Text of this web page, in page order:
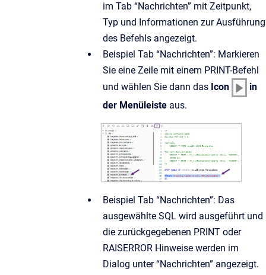
im Tab “Nachrichten” mit Zeitpunkt,
Typ und Informationen zur Ausführung
des Befehls angezeigt.
Beispiel Tab “Nachrichten”: Markieren
Sie eine Zeile mit einem PRINT-Befehl
und wählen Sie dann das Icon
in
der Menüleiste aus.
Beispiel Tab “Nachrichten”: Das
ausgewählte SQL wird ausgeführt und
die zurückgegebenen PRINT oder
RAISERROR Hinweise werden im
Dialog unter “Nachrichten” angezeigt.